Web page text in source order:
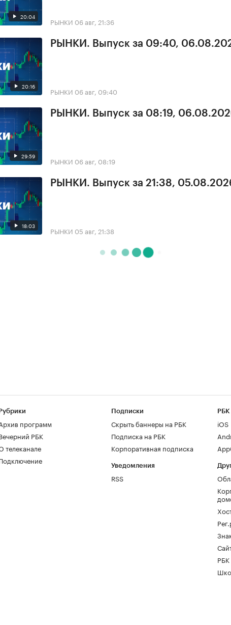
20:04 РЫНКИ 06 авг, 21:36
20:16
РЫНКИ. Выпуск за 09:40,
РЫНКИ 06 авг, 09:40
29:59
РЫНКИ. Выпуск за 08:19,
РЫНКИ 06 авг, 08:19
18:03
РЫНКИ. Выпуск за 21:38,
РЫНКИ 05 авг, 21:38
программ
РБК
телеканале
Подписки
Скрыть баннеры на РБК
Подписка на РБК
Корпоративная подписка
Уведомления
RSS
РБК
iOS